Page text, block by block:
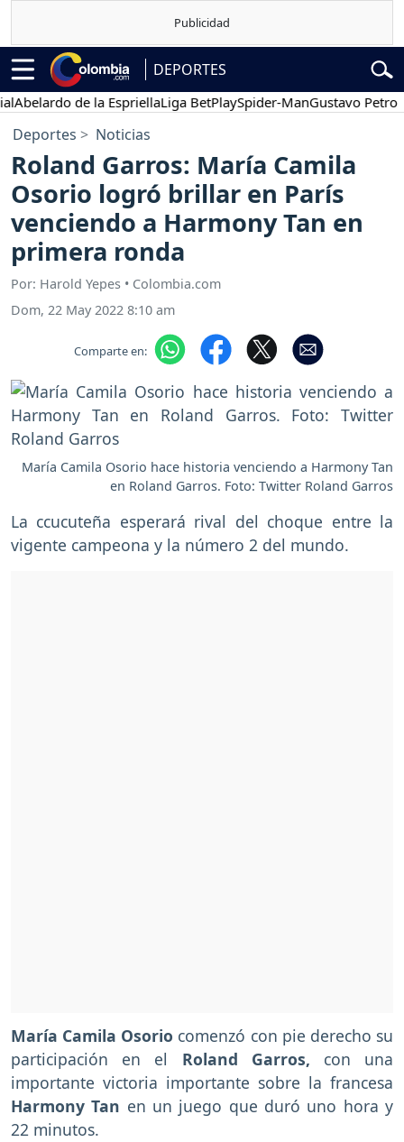
DEPORTES
de la EspriellaLiga BetPlaySpider-ManGustavo Petro
Deportes Noticias
Roland Garros: María Camila
Osorio logró brillar en París
venciendo a Harmony Tan en
primera ronda
Por: Harold Yepes • Colombia.com
Dom, 22 May 2022 8:10 am
Comparte en:
María Camila Osorio hace historia venciendo a Harmony Tan
en Roland Garros. Foto: Twitter Roland Garros
La ccucuteña esperará rival del choque entre la
vigente campeona y la número 2 del mundo.
María Camila Osorio comenzó con pie derecho su
participación en el Roland Garros, con una
importante victoria importante sobre la francesa
Harmony Tan en un juego que duró uno hora y
22 minutos.